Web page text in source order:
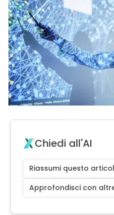
Chiedi all'AI
Riassumi questo
Approfondisci con